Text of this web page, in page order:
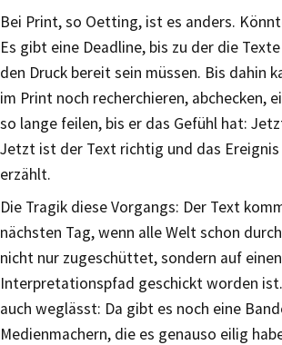
Bei Print, so Oetting, ist es anders.
Es gibt eine Deadline, bis zu der die
den Druck bereit sein müssen. Bis dahin
im Print noch recherchieren, abchecken,
so lange feilen, bis er das Gefühl hat:
Jetzt ist der Text richtig und das
erzählt.
Die Tragik diese Vorgangs: Der Text
nächsten Tag, wenn alle Welt schon
nicht nur zugeschüttet, sondern auf einen
Interpretationspfad geschickt worden
auch weglässt: Da gibt es noch eine
Medienmachern, die es genauso eilig